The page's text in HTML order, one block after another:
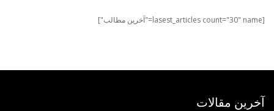
[lasest_articles count="30" name="آخرین مطالب"]
آخرین مقالات